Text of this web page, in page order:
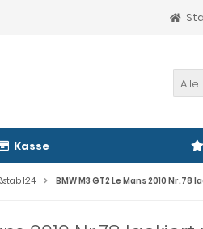
Alle
Kasse
1:24 BMW M3 GT2 Le Mans 2010